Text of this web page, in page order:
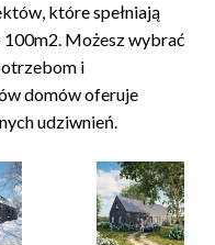
które spełniają
Możesz wybrać
i
domów oferuje
udziwnień.